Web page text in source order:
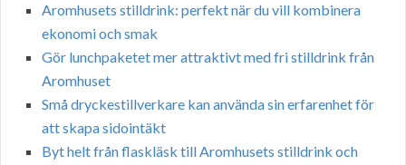
Aromhusets stilldrink: perfekt när du vill kombinera
ekonomi och smak
Gör lunchpaketet mer attraktivt med fri stilldrink från
Aromhuset
Små dryckestillverkare kan använda sin erfarenhet för
att skapa sidointäkt
Byt helt från flaskläsk till Aromhusets stilldrink och